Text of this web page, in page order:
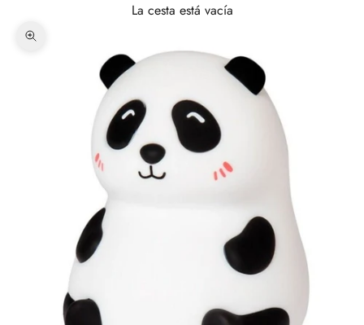
La cesta está vacía
Zoom